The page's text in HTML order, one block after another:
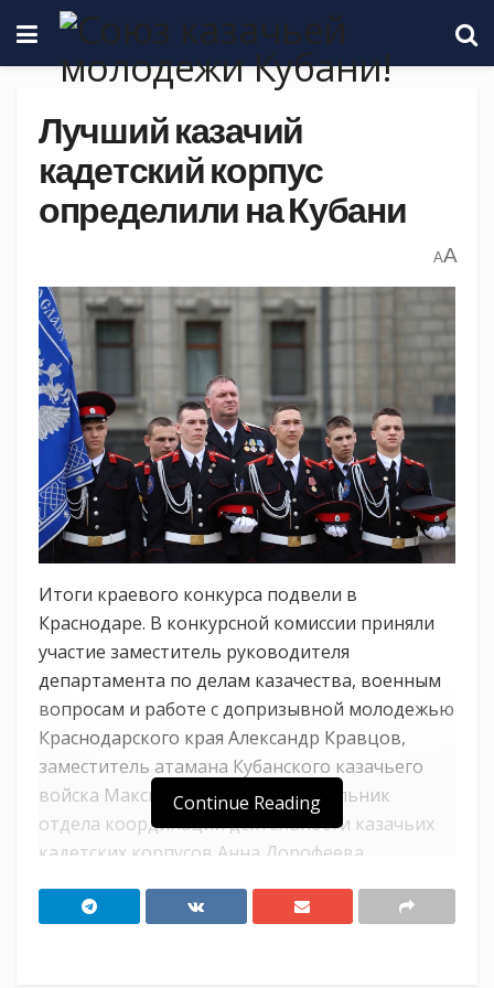
Лучший казачий
кадетский корпус
определили на Кубани
AA
Итоги краевого конкурса подвели в
Краснодаре. В конкурсной комиссии приняли
участие заместитель руководителя
департамента по делам казачества, военным
вопросам и работе с допризывной молодежью
Краснодарского края Александр Кравцов,
заместитель атамана Кубанского казачьего
войска Максим Медянников, начальник
отдела координации деятельности казачьих
кадетских корпусов Анна Дорофеева,
Кубани Владислав Кириченко, его заместитель
Continue Reading